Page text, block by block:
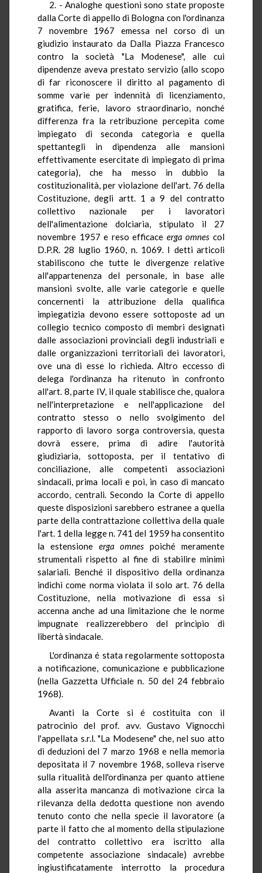
2. - Analoghe questioni sono state proposte
dalla Corte di appello di Bologna con l'ordinanza
7 novembre 1967 emessa nel corso di un
giudizio instaurato da Dalla Piazza Francesco
contro la società "La Modenese", alle cui
dipendenze aveva prestato servizio (allo scopo
di far riconoscere il diritto al pagamento di
somme varie per indennità di licenziamento,
gratifica, ferie, lavoro straordinario, nonché
differenza fra la retribuzione percepita come
impiegato di seconda categoria e quella
spettantegli in dipendenza alle mansioni
effettivamente esercitate di impiegato di prima
categoria), che ha messo in dubbio la
costituzionalità, per violazione dell'art. 76 della
Costituzione, degli artt. 1 a 9 del contratto
collettivo nazionale per i lavoratori
dell'alimentazione dolciaria, stipulato il 27
novembre 1957 e reso efficace erga omnes col
D.P.R. 28 luglio 1960, n. 1069. I detti articoli
stabiliscono che tutte le divergenze relative
all'appartenenza del personale, in base alle
mansioni svolte, alle varie categorie e quelle
concernenti la attribuzione della qualifica
impiegatizia devono essere sottoposte ad un
collegio tecnico composto di membri designati
dalle associazioni provinciali degli industriali e
dalle organizzazioni territoriali dei lavoratori,
ove una di esse lo richieda. Altro eccesso di
delega l'ordinanza ha ritenuto in confronto
all'art. 8, parte IV, il quale stabilisce che, qualora
nell'interpretazione e nell'applicazione del
contratto stesso o nello svolgimento del
rapporto di lavoro sorga controversia, questa
dovrà essere, prima di adire l'autorità
giudiziaria, sottoposta, per il tentativo di
conciliazione, alle competenti associazioni
sindacali, prima locali e poi, in caso di mancato
accordo, centrali. Secondo la Corte di appello
queste disposizioni sarebbero estranee a quella
parte della contrattazione collettiva della quale
l'art. 1 della legge n. 741 del 1959 ha consentito
la estensione erga omnes poiché meramente
strumentali rispetto al fine di stabilire minimi
salariali. Benché il dispositivo della ordinanza
indichi come norma violata il solo art. 76 della
Costituzione, nella motivazione di essa si
accenna anche ad una limitazione che le norme
impugnate realizzerebbero del principio di
libertà sindacale.
L'ordinanza é stata regolarmente sottoposta
a notificazione, comunicazione e pubblicazione
(nella Gazzetta Ufficiale n. 50 del 24 febbraio
1968).
Avanti la Corte si é costituita con il
patrocinio del prof. avv. Gustavo Vignocchi
l'appellata s.r.l. "La Modesene" che, nel suo atto
di deduzioni del 7 marzo 1968 e nella memoria
depositata il 7 novembre 1968, solleva riserve
sulla ritualità dell'ordinanza per quanto attiene
alla asserita mancanza di motivazione circa la
rilevanza della dedotta questione non avendo
tenuto conto che nella specie il lavoratore (a
parte il fatto che al momento della stipulazione
del contratto collettivo era iscritto alla
competente associazione sindacale) avrebbe
ingiustificatamente interrotto la procedura